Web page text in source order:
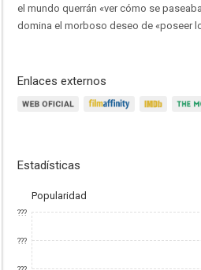
el mundo querrán «ver cómo se
domina el morboso deseo de «poseer
Enlaces externos
Estadísticas
Popularidad
???
???